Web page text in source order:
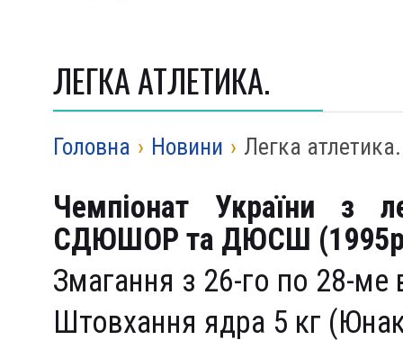
ЛЕГКА АТЛЕТИКА.
Головна › Новини › Легка атлетика.
Чемпіонат України з
СДЮШОР та ДЮСШ
Змагання з 26-го по 28-ме
Штовхання ядра 5 кг